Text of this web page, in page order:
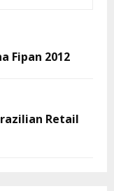
Fipan 2012
Retail